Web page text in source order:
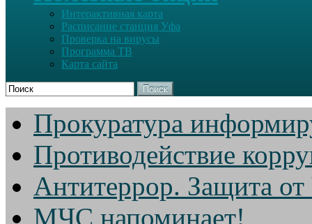
Интерактивная карта
Расписание станция Уфа
Проверка на вирусы
Программа ТВ
Карта сайта
Поиск
Прокуратура
Противодействие
Антитеррор. Защита
МЧС напоминает!